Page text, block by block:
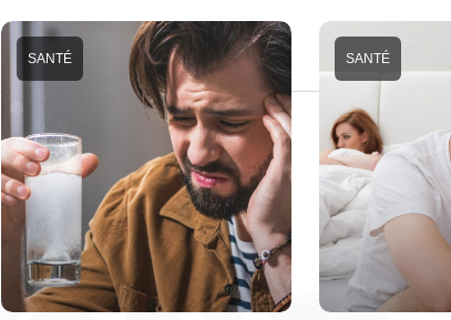
SANTÉ SANTÉ